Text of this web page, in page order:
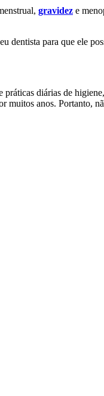
gravidez e
dentista para que ele
diárias de
anos. Portanto,